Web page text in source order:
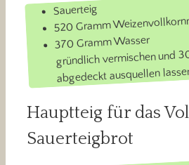
Sauerteig
520 Gramm
370 Gramm Wasser
gründlich vermischen und
abgedeckt ausquellen
Hauptteig für das
Sauerteigbrot